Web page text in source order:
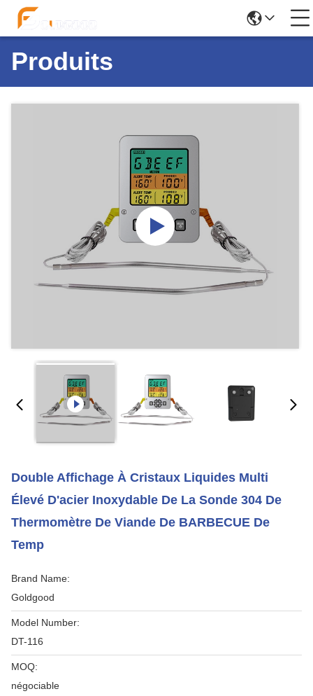
Produits
Double Affichage À Cristaux Liquides Multi
Élevé D'acier Inoxydable De La Sonde 304 De
Thermomètre De Viande De BARBECUE De
Temp
Brand Name:
Goldgood
Model Number:
DT-116
MOQ:
négociable